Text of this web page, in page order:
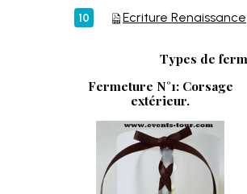
Ecriture Renaissance
Types de
Fermeture N°1: Corsage
extérieur.